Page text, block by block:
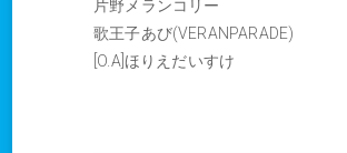
片野メランコリー
歌王子あび(VERANPARADE)
[O.A]ほりえだいすけ